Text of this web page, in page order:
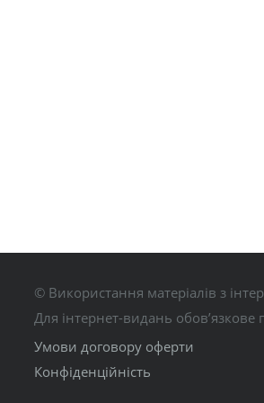
© Використання матеріалів з
Для інтернет-видань
Умови договору оферти
Конфіденційність